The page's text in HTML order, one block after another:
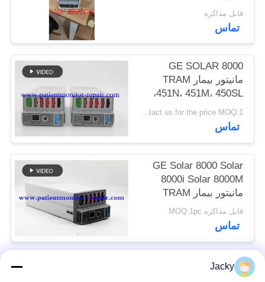
SITEMAP
PRIVACY
POLICY
قابل مذاکره
تماس
GE SOLAR 8000
مانیتور بیمار TRAM
451N، 451M، 450SL،
ماژول
Contact us for the price MOQ:1
تماس
GE Solar 8000 Solar
8000i Solar 8000M
مانیتور بیمار TRAM
451N () ماژول پارامتر
قابل مذاکره MOQ:1pc
تماس
دسته بندی های محبوب
Jacky